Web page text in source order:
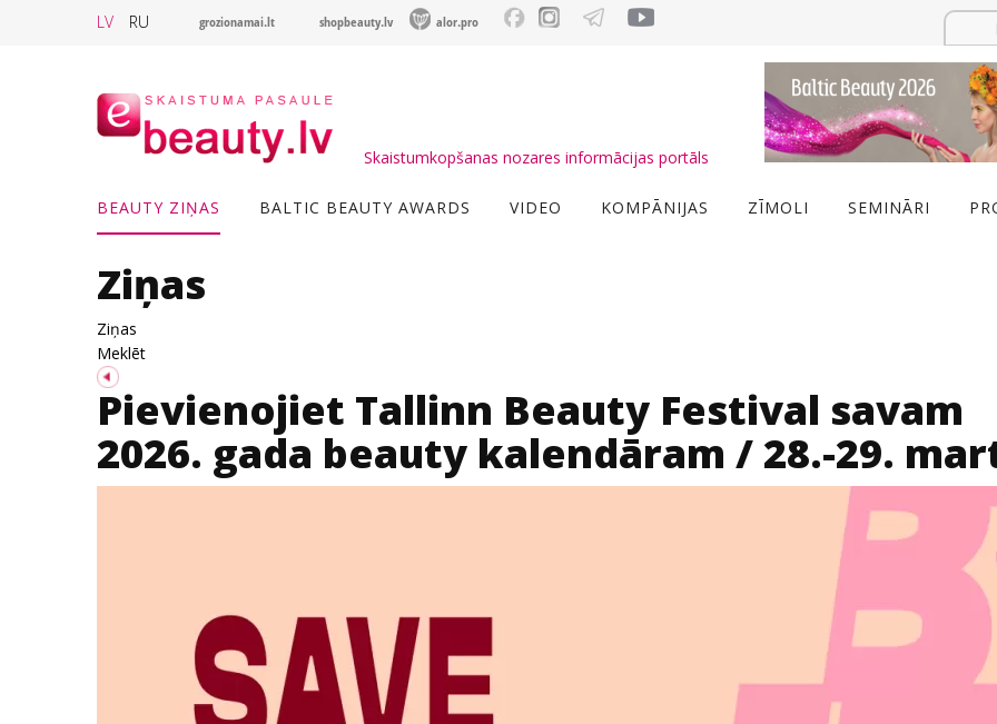
LV RU grozionamai.lt shopbeauty.lv alor.pro
Skaistumkopšanas nozares informācijas portāls
BEAUTY ZIŅAS BALTIC BEAUTY AWARDS VIDEO KOMPĀNIJAS ZĪMOLI SEMINĀRI
Ziņas
Ziņas
Meklēt
Pievienojiet Tallinn Beauty Festival savam
2026. gada beauty kalendāram / 28.-29.